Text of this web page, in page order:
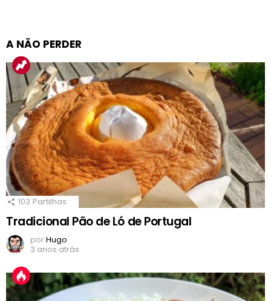
A NÃO PERDER
103 Partilhas
Tradicional Pão de Ló de Portugal
porHugo
3 anos atrás